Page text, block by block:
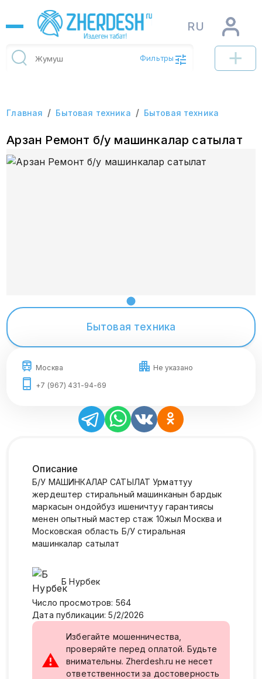
RU
Фильтры
Главная / Бытовая техника / Бытовая техника
Арзан Ремонт б/у машинкалар сатылат
Бытовая техника
Москва
Не указано
+7 (967) 431-94-69
Описание
Б/У МАШИНКАЛАР САТЫЛАТ Урматтуу
жердештер стиральный машинканын бардык
маркасын ондойбуз ишеничтуу гарантиясы
менен опытный мастер стаж 10жыл Москва и
Московская область Б/У стиральная
машинкалар сатылат
Б Нурбек
Число просмотров: 564
Дата публикации: 5/2/2026
⚠
Избегайте мошенничества,
проверяйте перед оплатой. Будьте
внимательны. Zherdesh.ru не несет
ответственности за достоверность